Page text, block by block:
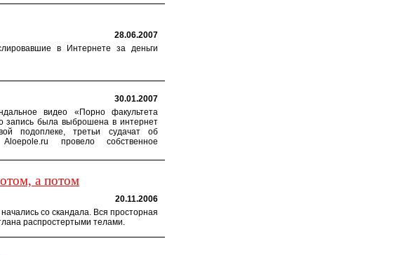
28.06.2007
в Интернете за деньги
30.01.2007
видео «Порно факультета
запись была выброшена в интернет
подоплеке, третьи судачат об
провело собственное
а потом
20.11.2006
со скандала. Вся просторная
распростертыми телами.